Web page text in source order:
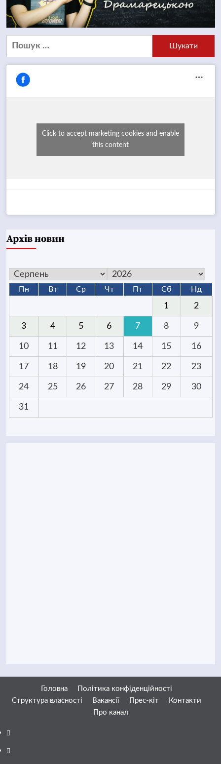
Пошук:
Click to accept marketing cookies and enable
this content
Архів новин
Пн Вт Ср Чт Пт Сб Нд
1 2
3 4 5 6 7 8 9
10 11 12 13 14 15 16
17 18 19 20 21 22 23
24 25 26 27 28 29 30
31
Головна
Політика конфіденційності
Структура власності
Вакансії Прес-кіт
Контакти
Про канал
Facebook
YouTube